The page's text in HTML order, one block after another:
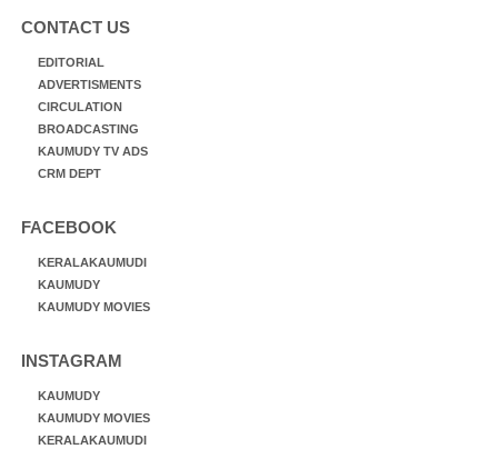
CONTACT US
EDITORIAL
ADVERTISMENTS
CIRCULATION
BROADCASTING
KAUMUDY TV ADS
CRM DEPT
FACEBOOK
KERALAKAUMUDI
KAUMUDY
KAUMUDY MOVIES
INSTAGRAM
KAUMUDY
KAUMUDY MOVIES
KERALAKAUMUDI